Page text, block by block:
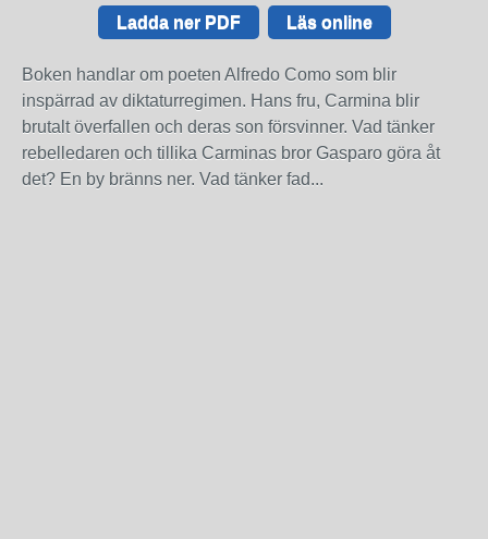
Ladda ner PDF Läs online
Boken handlar om poeten Alfredo Como som blir
inspärrad av diktaturregimen. Hans fru, Carmina blir
brutalt överfallen och deras son försvinner. Vad tänker
rebelledaren och tillika Carminas bror Gasparo göra åt
det? En by bränns ner. Vad tänker fad...